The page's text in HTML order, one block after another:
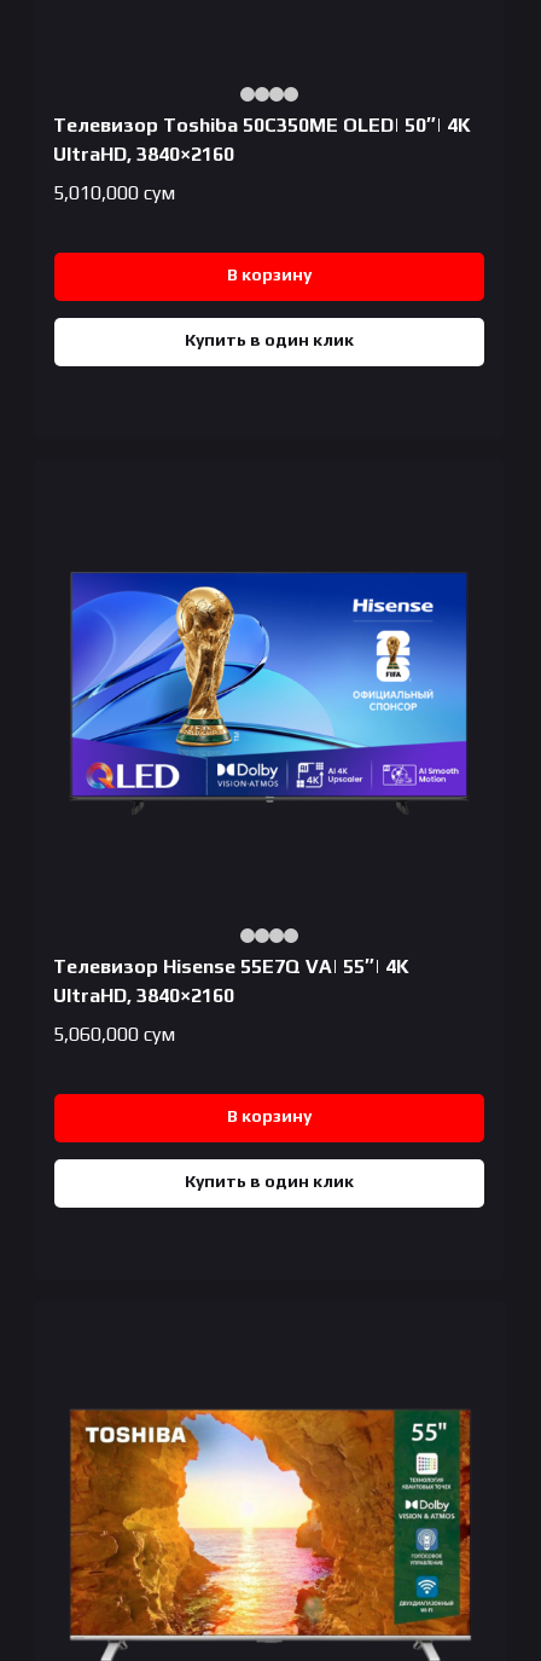
Телевизор Toshiba 50C350ME OLED| 50″| 4K
UltraHD, 3840×2160
5,010,000 сум
В корзину
Купить в один клик
Телевизор Hisense 55E7Q VA| 55″| 4K
UltraHD, 3840×2160
5,060,000 сум
В корзину
Купить в один клик